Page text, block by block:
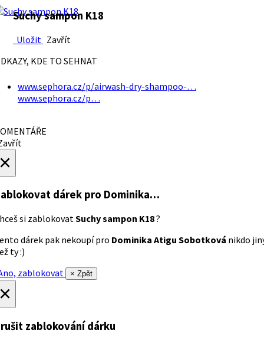
Suchy sampon K18
Uložit Zavřít
KDE TO SEHNAT
www.sephora.cz/p/airwash-dry-shampoo-…
www.sephora.cz/p…
dárek pro Dominika…
si zablokovatSuchy sampon K18?
dárek pak nekoupí pro Dominika Atigu Sobotková nikdo
ty :)
zablokovat
× Zpět
zablokování dárku